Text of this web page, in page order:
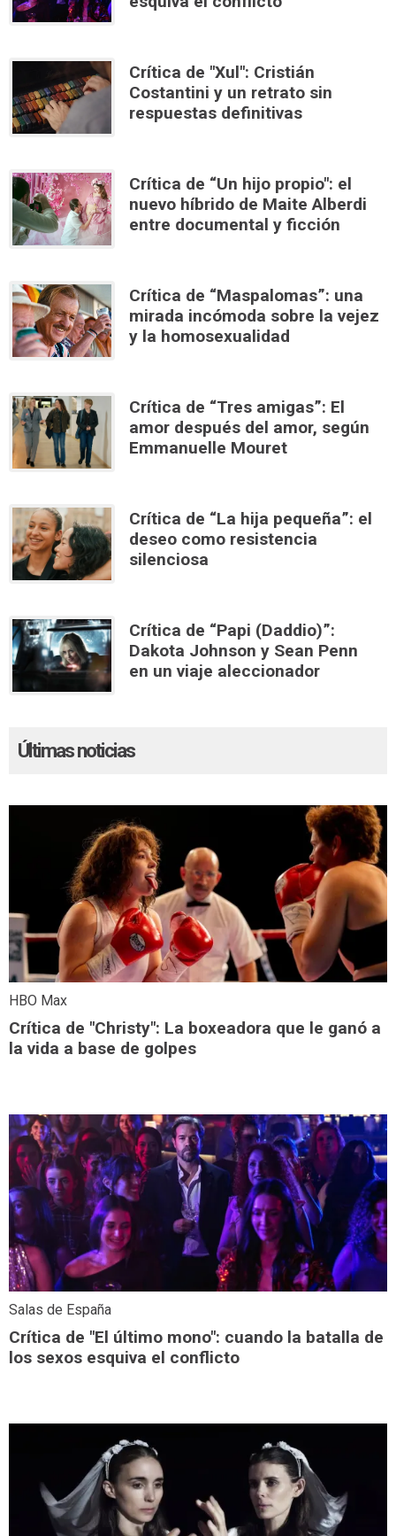
Crítica de "Xul": Cristián
Costantini y un retrato sin
respuestas definitivas
Crítica de “Un hijo propio": el
nuevo híbrido de Maite Alberdi
entre documental y ficción
Crítica de “Maspalomas”: una
mirada incómoda sobre la vejez
y la homosexualidad
Crítica de “Tres amigas”: El
amor después del amor, según
Emmanuelle Mouret
Crítica de “La hija pequeña”: el
deseo como resistencia
silenciosa
Crítica de “Papi (Daddio)”:
Dakota Johnson y Sean Penn
en un viaje aleccionador
Últimas noticias
HBO Max
Crítica de "Christy": La boxeadora que le ganó a
la vida a base de golpes
Salas de España
Crítica de "El último mono": cuando la batalla de
los sexos esquiva el conflicto